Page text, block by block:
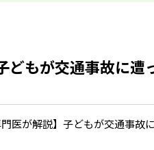
どもが交通事故に